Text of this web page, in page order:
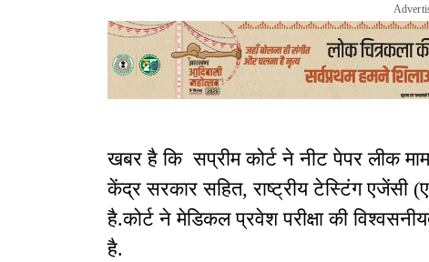
खबर है कि सप्रीम कोर्ट ने नीट पेपर लीक
केंद्र सरकार सहित, राष्ट्रीय टेस्टिंग एजेंसी
है.कोर्ट ने मेडिकल प्रवेश परीक्षा की
है.